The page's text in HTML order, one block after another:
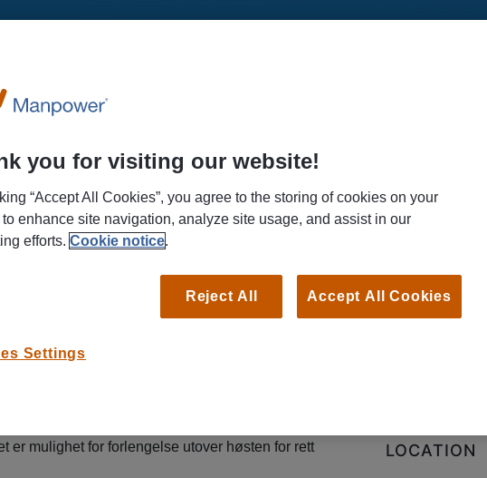
kundeopplevelser?
søker vi ambisiøse og uredde
jobbe med salg og kundebehandling innen
gode relasjonsskapende egenskaper og trigges
du er den vi ser etter? Vi ser etter deg som
en fulltidsjobb. Våre kunder er i Lyngdal, Farsund
om du har tilgang på egen bil. Oppstart av
er mulighet for forlengelse utover høsten for rett
LOCATION
you for visiting our website!
“Accept All Cookies”, you agree to the storing of cookies on your
enhance site navigation, analyze site usage, and assist in our
efforts.Cookie notice.
Settings
Reject All Accept All Cookies